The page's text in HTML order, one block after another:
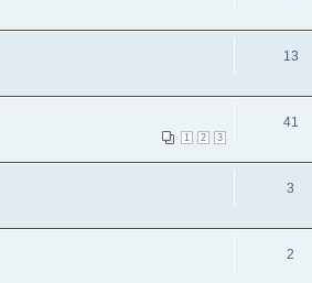
13
1 2 3
41
3
2